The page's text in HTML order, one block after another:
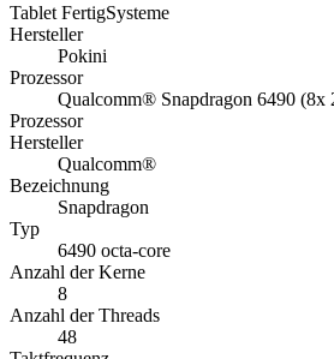
Tablet FertigSysteme
Hersteller
Pokini
Prozessor
Qualcomm® Snapdragon 6490 (8x
Prozessor
Hersteller
Qualcomm®
Bezeichnung
Snapdragon
Typ
6490 octa-core
Anzahl der Kerne
8
Anzahl der Threads
48